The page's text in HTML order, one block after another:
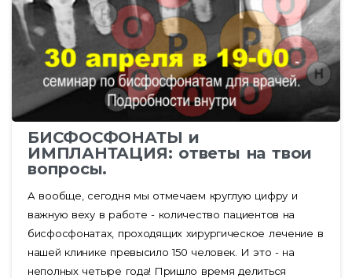
БИСФОСФОНАТЫ и
ИМПЛАНТАЦИЯ: ответы на твои
вопросы.
А вообще, сегодня мы отмечаем круглую цифру и
важную веху в работе - количество пациентов на
бисфосфонатах, проходящих хирургическое лечение в
нашей клинике превысило 150 человек. И это - на
неполных четыре года! Пришло время делиться